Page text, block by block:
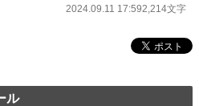
2024.09.11 17:592,214文字
ル